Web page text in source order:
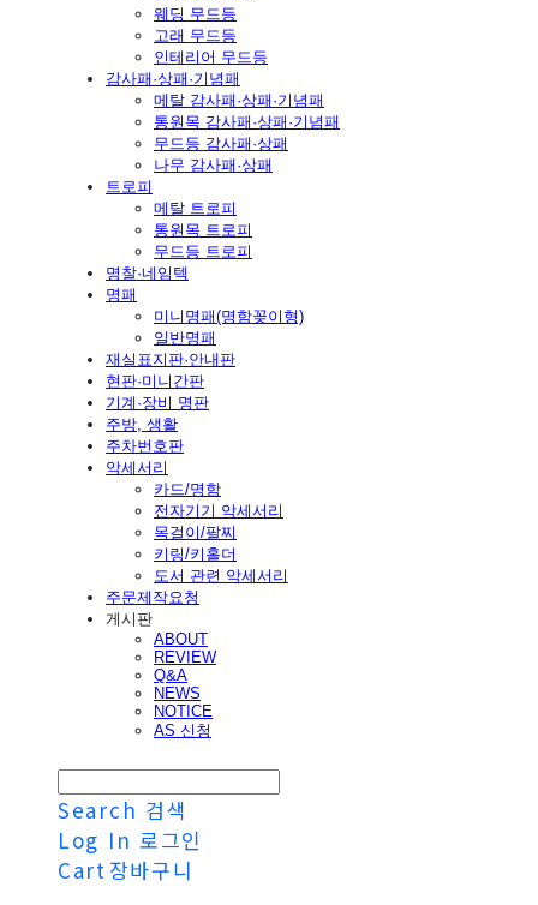
웨딩 무드등
고래 무드등
인테리어 무드등
감사패·상패·기념패
메탈 감사패·상패·기념패
통원목 감사패·상패·기념패
무드등 감사패·상패
나무 감사패·상패
트로피
메탈 트로피
통원목 트로피
무드등 트로피
명찰·네임텍
명패
미니명패(명함꽂이형)
일반명패
재실표지판·안내판
현판·미니간판
기계·장비 명판
주방, 생활
주차번호판
악세서리
카드/명함
전자기기 악세서리
목걸이/팔찌
키링/키홀더
도서 관련 악세서리
주문제작요청
게시판
ABOUT
REVIEW
Q&A
NEWS
NOTICE
AS 신청
Search 검색
Log In 로그인
Cart 장바구니